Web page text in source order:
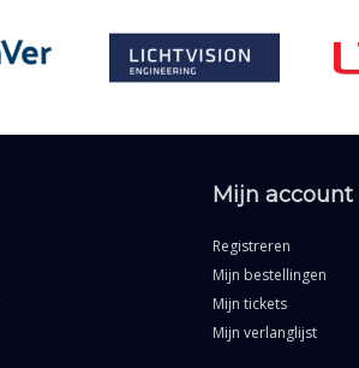
Mijn account
Registreren
Mijn bestellingen
Mijn tickets
Mijn verlanglijst